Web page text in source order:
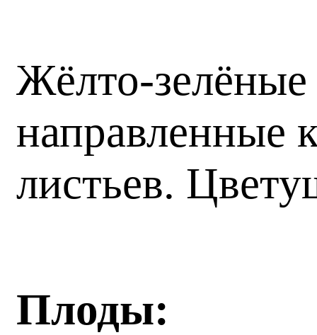
Жёлто-зелёные
направленные
листьев.
Плоды: